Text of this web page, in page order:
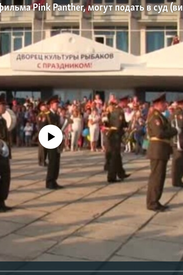
Pink Panther, могут подать в суд
source currently available